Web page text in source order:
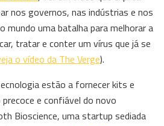
nos governos, nas indústrias e nos
mundo uma batalha para melhorar a
tratar e conter um vírus que já se
o vídeo da The Verge).
estão a fornecer kits e
e confiável do novo
Bioscience, uma startup sediada